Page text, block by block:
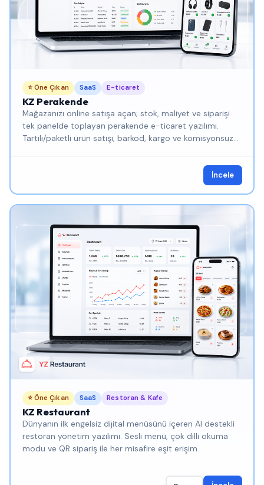
⭐ Öne Çıkan SaaS E-ticaret
KZ Perakende
Mağazanızı online satışa açan; stok, maliyet ve siparişi
tek panelde toplayan perakende e-ticaret yazılımı.
Tartılı/paketli ürün satışı, barkod, kargo ve komisyonsuz
İncele
⭐ Öne Çıkan SaaS Restoran & Kafe
KZ Restaurant
Dünyanın ilk engelsiz dijital menüsünü içeren AI destekli
restoran yönetim yazılımı. Sesli menü, çok dilli okuma
modu ve QR sipariş ile her misafire eşit erişim.